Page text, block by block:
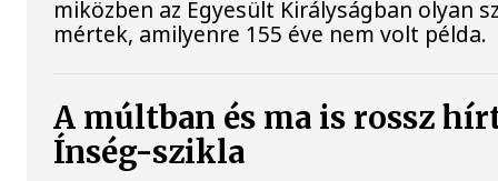
miközben az Egyesült Királyságban olyan
mértek, amilyenre 155 éve nem volt példa.
A múltban és ma is rossz
Ínség-szikla